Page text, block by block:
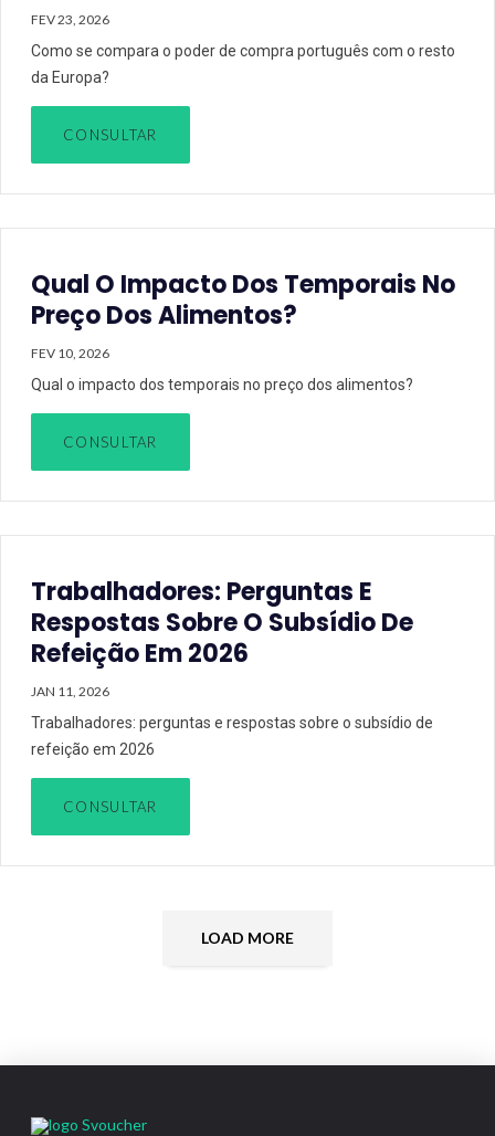
FEV 23, 2026
Como se compara o poder de compra português com o resto
da Europa?
CONSULTAR
Qual O Impacto Dos Temporais No
Preço Dos Alimentos?
FEV 10, 2026
Qual o impacto dos temporais no preço dos alimentos?
CONSULTAR
Trabalhadores: Perguntas E
Respostas Sobre O Subsídio De
Refeição Em 2026
JAN 11, 2026
Trabalhadores: perguntas e respostas sobre o subsídio de
refeição em 2026
CONSULTAR
LOAD MORE